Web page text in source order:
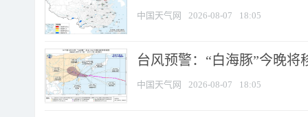
中国天气网 2026-08-07 18:05
台风预警：“白海豚”今晚将
中国天气网 2026-08-07 18:05